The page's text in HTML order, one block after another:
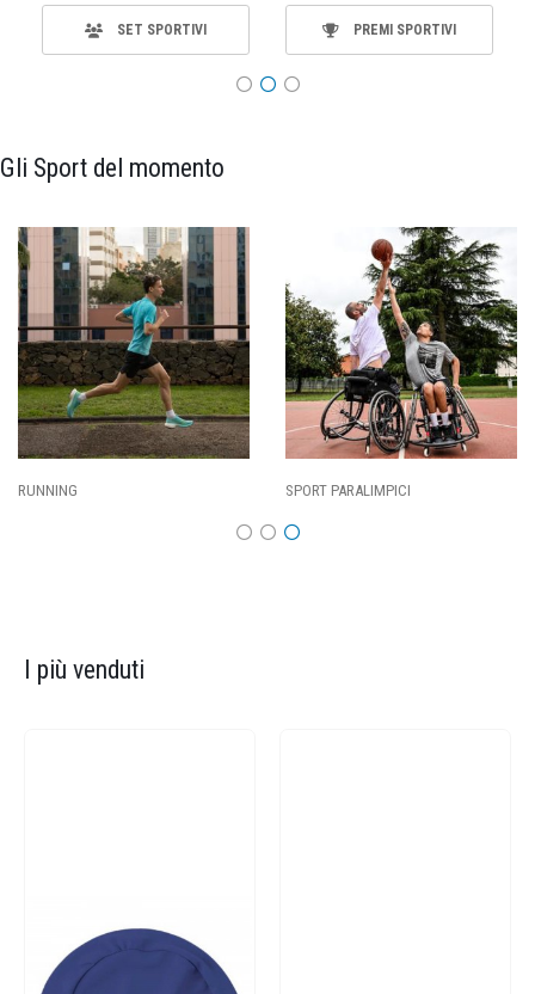
SET SPORTIVI PREMI SPORTIVI
Gli Sport del momento
I più venduti